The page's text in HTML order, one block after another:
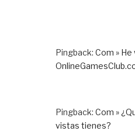
Pingback: Com » He
Pingback: Com »
vistas tienes?